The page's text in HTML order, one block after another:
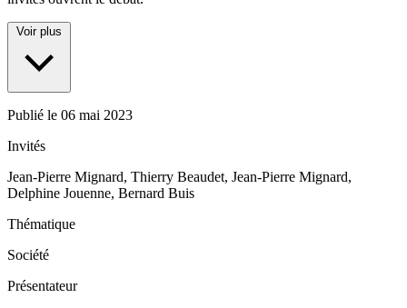
Voir plus
Publié le 06 mai 2023
Invités
Jean-Pierre Mignard, Thierry Beaudet, Jean-Pierre Mignard,
Delphine Jouenne, Bernard Buis
Thématique
Société
Présentateur